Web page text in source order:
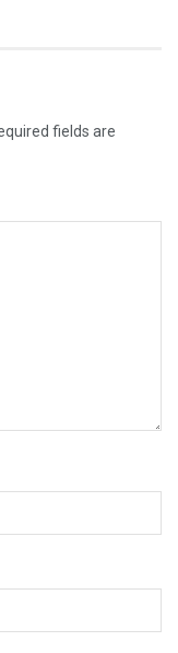
fields are